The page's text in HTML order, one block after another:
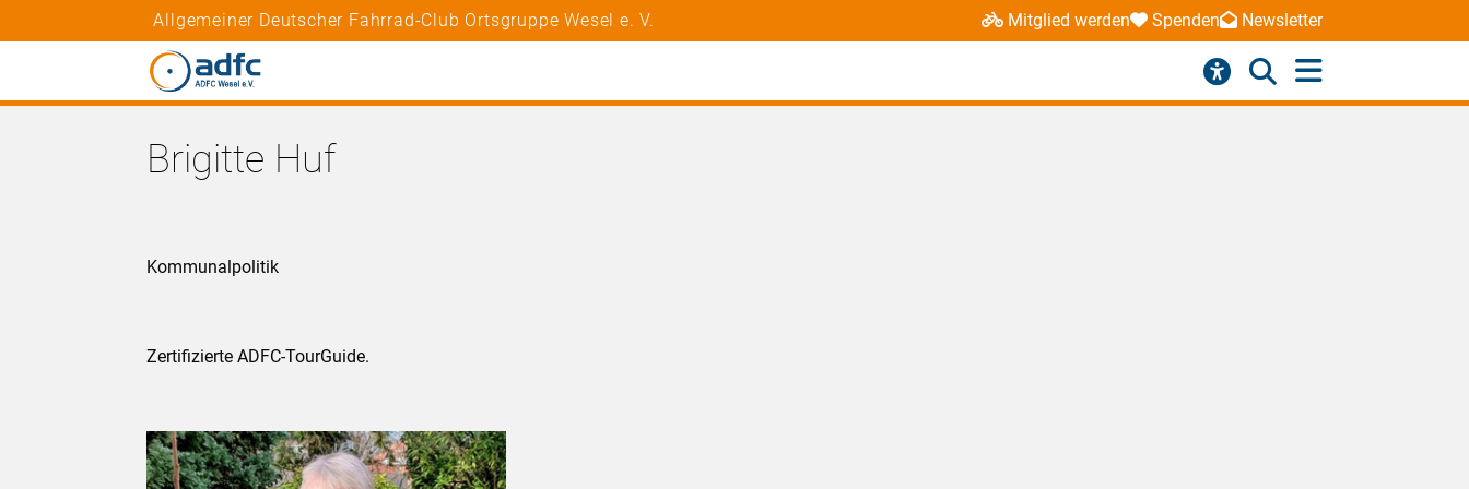
Allgemeiner Deutscher Fahrrad-Club Ortsgruppe Wesel e. V. Mitglied werden Spenden Newsletter
Brigitte Huf
Kommunalpolitik
Zertifizierte ADFC-TourGuide.